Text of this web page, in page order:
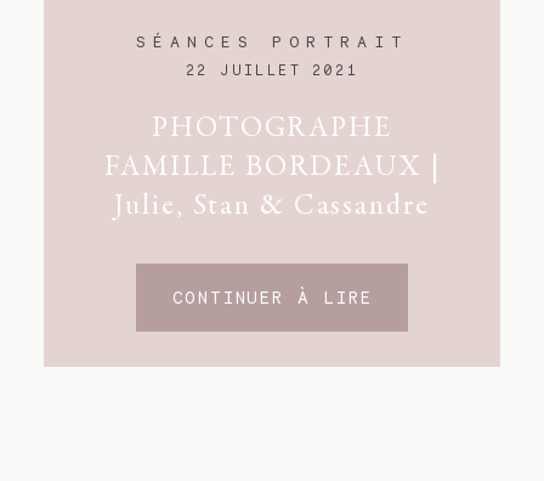
SÉANCES PORTRAIT
22 JUILLET 2021
PHOTOGRAPHE
FAMILLE BORDEAUX |
Julie, Stan & Cassandre
CONTINUER À LIRE